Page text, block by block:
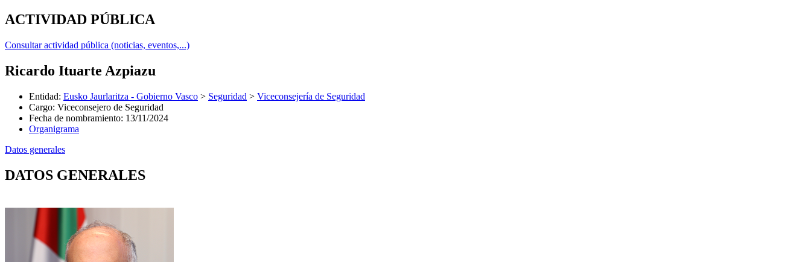
ACTIVIDAD PÚBLICA
Consultar actividad pública (noticias, eventos,...)
Ricardo Ituarte Azpiazu
Entidad: Eusko Jaurlaritza - Gobierno Vasco > Seguridad > Viceconsejería de Seguridad
Cargo: Viceconsejero de Seguridad
Fecha de nombramiento: 13/11/2024
Organigrama
Datos generales
DATOS GENERALES